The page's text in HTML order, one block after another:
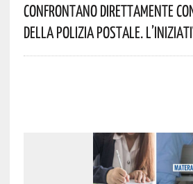
Confrontano Direttamente
Della Polizia Postale.